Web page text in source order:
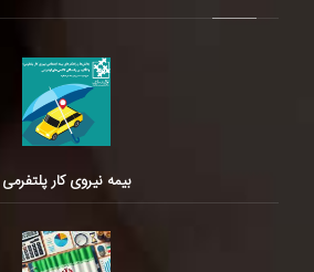
بیمه نیروی کار پلتفرمی